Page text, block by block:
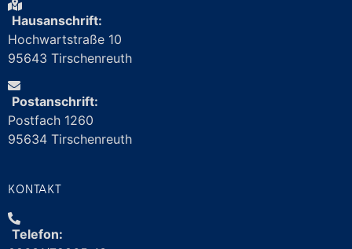
Hausanschrift:
Hochwartstraße 10
95643 Tirschenreuth
Postanschrift:
Postfach 1260
95634 Tirschenreuth
KONTAKT
Telefon: